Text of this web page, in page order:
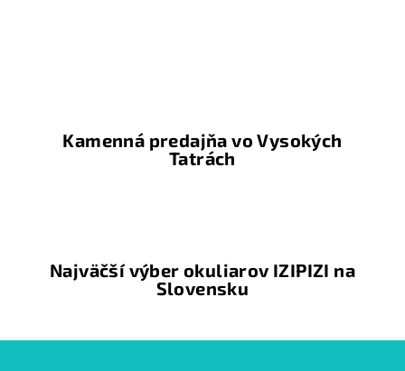
v
k
i
s
Kamenná predajňa vo Vysokých
Tatrách
Najväčší výber okuliarov IZIPIZI na
Slovensku